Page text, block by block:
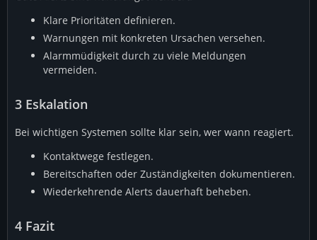
Klare Prioritäten definieren.
Warnungen mit konkreten Ursachen versehen.
Alarmmüdigkeit durch zu viele Meldungen
vermeiden.
3 Eskalation
Bei wichtigen Systemen sollte klar sein, wer wann reagiert.
Kontaktwege festlegen.
Bereitschaften oder Zuständigkeiten dokumentieren.
Wiederkehrende Alerts dauerhaft beheben.
4 Fazit